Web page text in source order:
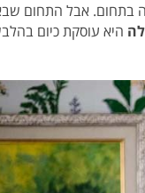
בתחום. אבל התחום
היא עוסקת כיום